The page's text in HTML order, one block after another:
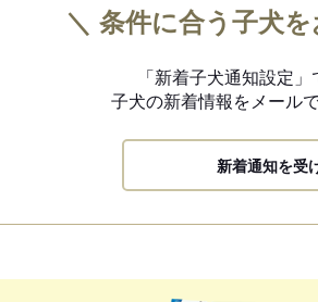
＼ 条件に合う子犬
「新着子犬通知設定」
子犬の新着情報をメール
新着通知を受